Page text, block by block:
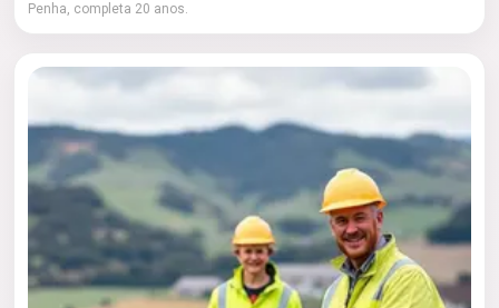
Penha, completa 20 anos.